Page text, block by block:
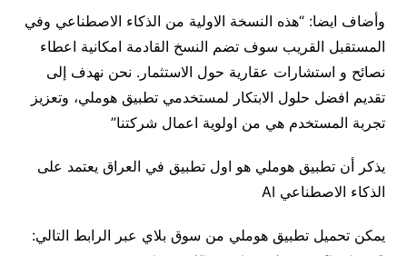
وأضاف ايضا: “هذه النسخة الاولية من الذكاء الاصطناعي وفي
المستقبل القريب سوف تضم النسخ القادمة امكانية اعطاء
نصائح و استشارات عقارية حول الاستثمار. نحن نهدف إلى
تقديم افضل حلول الابتكار لمستخدمي تطبيق هوملي، وتعزيز
تجربة المستخدم هي من اولوية اعمال شركتنا”
يذكر أن تطبيق هوملي هو اول تطبيق في العراق يعتمد على
الذكاء الاصطناعي AI
يمكن تحميل تطبيق هوملي من سوق بلاي عبر الرابط التالي: